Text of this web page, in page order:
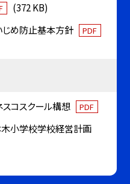
(372 KB)
め防止基本方針
PDF
コスクール構想 PDF
小学校学校経営計画